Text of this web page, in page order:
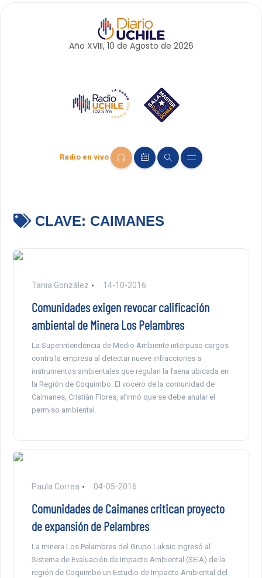
Año XVIII, 10 de Agosto de 2026
Radio en vivo
CLAVE: CAIMANES
Tania González 14-10-2016
Comunidades exigen revocar calificación
ambiental de Minera Los Pelambres
La Superintendencia de Medio Ambiente interpuso cargos
contra la empresa al detectar nueve infracciones a
instrumentos ambientales que regulan la faena ubicada en
la Región de Coquimbo. El vocero de la comunidad de
Caimanes, Cristián Flores, afirmó que se debe anular el
permiso ambiental.
Paula Correa 04-05-2016
Comunidades de Caimanes critican proyecto
de expansión de Pelambres
La minera Los Pelambres del Grupo Luksic ingresó al
Sistema de Evaluación de Impacto Ambiental (SEIA) de la
región de Coquimbo un Estudio de Impacto Ambiental del